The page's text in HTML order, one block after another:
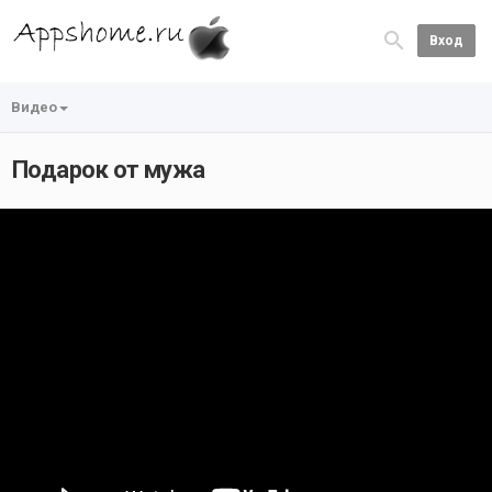
Вход
Видео
Подарок от мужа